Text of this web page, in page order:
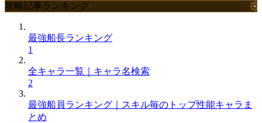
攻略記事ランキング
最強船長ランキング
1
全キャラ一覧｜キャラ名検索
2
最強船員ランキング｜スキル毎のトップ性能キャラま
とめ